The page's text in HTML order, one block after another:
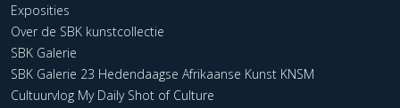
Exposities
Over de SBK kunstcollectie
SBK Galerie
SBK Galerie 23 Hedendaagse Afrikaanse Kunst KNSM
Cultuurvlog My Daily Shot of Culture